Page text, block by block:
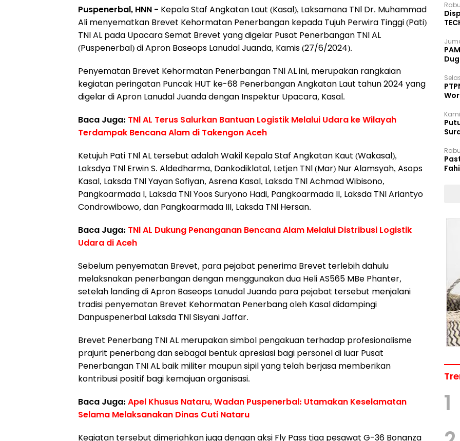
Puspenerbal, HNN - Kepala Staf Angkatan Laut (Kasal), Laksamana TNl Dr. Muhammad
Ali menyematkan Brevet Kehormatan Penerbangan kepada Tujuh Perwira Tinggi (Pati)
TNl AL pada Upacara Semat Brevet yang digelar Pusat Penerbangan TNl AL
(Puspenerbal) di Apron Baseops Lanudal Juanda, Kamis (27/6/2024).
Penyematan Brevet Kehormatan Penerbangan TNl AL ini, merupakan rangkaian
kegiatan peringatan Puncak HUT ke-68 Penerbangan Angkatan Laut tahun 2024 yang
digelar di Apron Lanudal Juanda dengan Inspektur Upacara, Kasal.
Baca Juga: TNl AL Terus Salurkan Bantuan Logistik Melalui Udara ke Wilayah
Terdampak Bencana Alam di Takengon Aceh
Ketujuh Pati TNl AL tersebut adalah Wakil Kepala Staf Angkatan Kaut (Wakasal),
Laksdya TNl Erwin S. Aldedharma, Dankodiklatal, Letjen TNl (Mar) Nur Alamsyah, Asops
Kasal, Laksda TNl Yayan Sofiyan, Asrena Kasal, Laksda TNl Achmad Wibisono,
Pangkoarmada I, Laksda TNl Yoos Suryono Hadi, Pangkoarmada II, Laksda TNl Ariantyo
Condrowibowo, dan Pangkoarmada III, Laksda TNl Hersan.
Baca Juga: TNl AL Dukung Penanganan Bencana Alam Melalui Distribusi Logistik
Udara di Aceh
Sebelum penyematan Brevet, para pejabat penerima Brevet terlebih dahulu
melaksnakan penerbangan dengan menggunakan dua Heli AS565 MBe Phanter,
setelah landing di Apron Baseops Lanudal Juanda para pejabat tersebut menjalani
tradisi penyematan Brevet Kehormatan Penerbang oleh Kasal didampingi
Danpuspenerbal Laksda TNl Sisyani Jaffar.
Brevet Penerbang TNI AL merupakan simbol pengakuan terhadap profesionalisme
prajurit penerbang dan sebagai bentuk apresiasi bagi personel di luar Pusat
Penerbangan TNI AL baik militer maupun sipil yang telah berjasa memberikan
kontribusi positif bagi kemajuan organisasi.
Baca Juga: Apel Khusus Nataru, Wadan Puspenerbal: Utamakan Keselamatan
Selama Melaksanakan Dinas Cuti Nataru
Kegiatan tersebut dimeriahkan juga dengan aksi Fly Pass tiga pesawat G-36 Bonanza
1